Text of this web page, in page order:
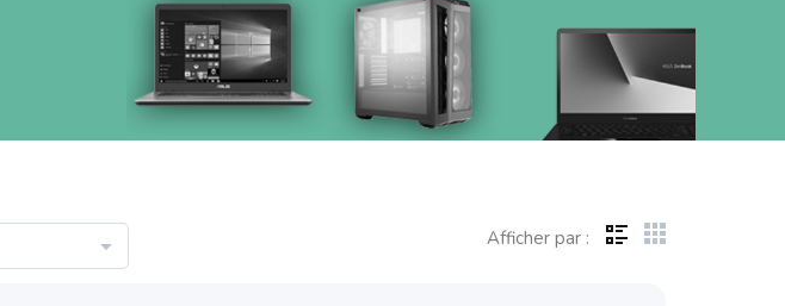
 Afficher par :